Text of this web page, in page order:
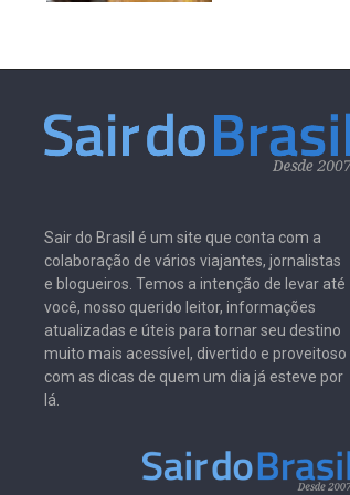
Sair do Brasil é um site que conta com a
colaboração de vários viajantes, jornalistas
e blogueiros. Temos a intenção de levar até
você, nosso querido leitor, informações
atualizadas e úteis para tornar seu destino
muito mais acessível, divertido e proveitoso
com as dicas de quem um dia já esteve por
lá.